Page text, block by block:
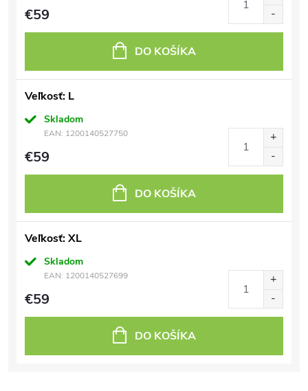
€59
DO KOŠÍKA
Veľkosť: L
Skladom
EAN: 1200140527750
€59
DO KOŠÍKA
Veľkosť: XL
Skladom
EAN: 1200140527699
€59
DO KOŠÍKA